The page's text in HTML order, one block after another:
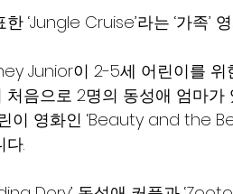
‘Jungle Cruise’라는 ‘가족’
Junior이 2-5세 어린이를
처음으로 2명의 동성애 엄마
이 영화인 ‘Beauty and the
다.